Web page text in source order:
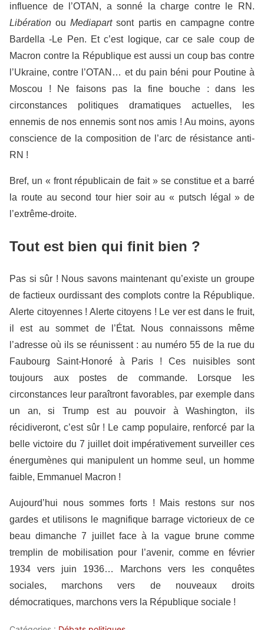
influence de l’OTAN, a sonné la charge contre le RN.
Libération ouMediapartsont partis en campagne contre
Bardella -Le Pen. Et c’est logique, car ce sale coup de
Macron contre la République est aussi un coup bas contre
l’Ukraine, contre l’OTAN… et du pain béni pour Poutine à
Moscou ! Ne faisons pas la fine bouche : dans les
circonstances politiques dramatiques actuelles, les
ennemis de nos ennemis sont nos amis ! Au moins, ayons
conscience de la composition de l’arc de résistance anti-
RN !
Bref, un « front républicain de fait » se constitue et a barré
la route au second tour hier soir au « putsch légal » de
l’extrême-droite.
Tout est bien qui finit bien ?
Pas si sûr ! Nous savons maintenant qu’existe un groupe
de factieux ourdissant des complots contre la République.
Alerte citoyennes ! Alerte citoyens ! Le ver est dans le fruit,
il est au sommet de l’État. Nous connaissons même
l’adresse où ils se réunissent : au numéro 55 de la rue du
Faubourg Saint-Honoré à Paris ! Ces nuisibles sont
toujours aux postes de commande. Lorsque les
circonstances leur paraîtront favorables, par exemple dans
un an, si Trump est au pouvoir à Washington, ils
récidiveront, c’est sûr ! Le camp populaire, renforcé par la
belle victoire du 7 juillet doit impérativement surveiller ces
énergumènes qui manipulent un homme seul, un homme
faible, Emmanuel Macron !
Aujourd’hui nous sommes forts ! Mais restons sur nos
gardes et utilisons le magnifique barrage victorieux de ce
beau dimanche 7 juillet face à la vague brune comme
tremplin de mobilisation pour l’avenir, comme en février
1934 vers juin 1936… Marchons vers les conquêtes
sociales, marchons vers de nouveaux droits
démocratiques, marchons vers la République sociale !